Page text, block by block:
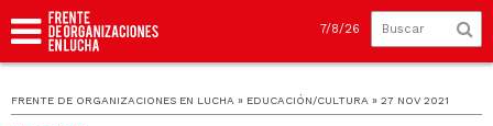
7/8/26
FRENTE DE ORGANIZACIONES EN LUCHA » EDUCACIÓN/CULTURA » 27 NOV 2021